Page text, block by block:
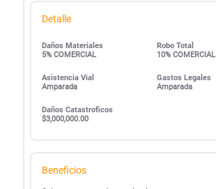
Detalle
Daños Materiales
5% COMERCIAL
Robo Total
10% COMERCIAL
Asistencia Vial
Amparada
Gastos Legales
Amparada
Daños Catastroficos
$3,000,000.00
Beneficios